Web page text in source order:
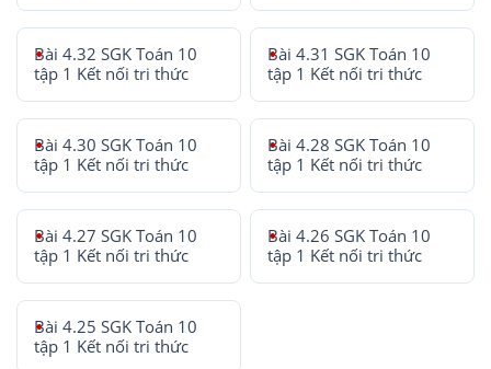
Bài 4.32 SGK Toán 10
tập 1 Kết nối tri thức
Bài 4.31 SGK Toán 10
tập 1 Kết nối tri thức
Bài 4.30 SGK Toán 10
tập 1 Kết nối tri thức
Bài 4.28 SGK Toán 10
tập 1 Kết nối tri thức
Bài 4.27 SGK Toán 10
tập 1 Kết nối tri thức
Bài 4.26 SGK Toán 10
tập 1 Kết nối tri thức
Bài 4.25 SGK Toán 10
tập 1 Kết nối tri thức